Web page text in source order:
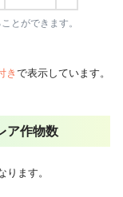
とができます。
き で表示しています。
ア作物数
ます。